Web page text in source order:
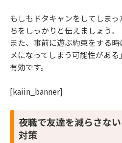
もしもドタキャンをしてしま
ちをしっかりと伝えましょう。
また、事前に遊ぶ約束をする
メになってしまう可能性があ
有効です。
[kaiin_banner]
夜職で友達を減らさな
対策